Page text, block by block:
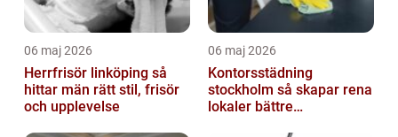
06 maj 2026
Herrfrisör linköping så
hittar män rätt stil, frisör
och upplevelse
06 maj 2026
Kontorsstädning
stockholm så skapar rena
lokaler bättre